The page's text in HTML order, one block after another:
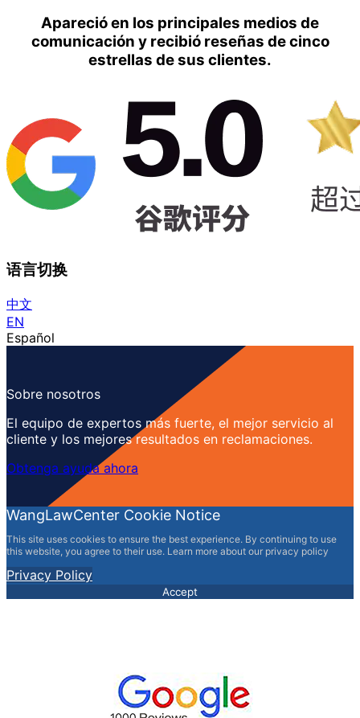
Apareció en los principales medios de
comunicación y recibió reseñas de cinco
estrellas de sus clientes.
语言切换
中文
EN
Español
Sobre nosotros
El equipo de expertos más fuerte, el mejor servicio al
cliente y los mejores resultados en reclamaciones.
Obtenga ayuda ahora
WangLawCenter Cookie Notice
This site uses cookies to ensure the best experience. By continuing to use
this website, you agree to their use. Learn more about our privacy policy
Privacy Policy
Accept